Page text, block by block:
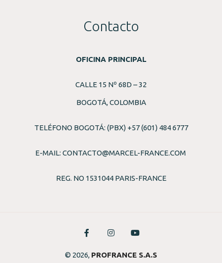
Contacto
OFICINA PRINCIPAL
CALLE 15 Nº 68D – 32
BOGOTÁ, COLOMBIA
TELÉFONO BOGOTÁ: (PBX) +57 (601) 484 6777
E-MAIL: CONTACTO@MARCEL-FRANCE.COM
REG. NO 1531044 PARIS-FRANCE
© 2026, PROFRANCE S.A.S